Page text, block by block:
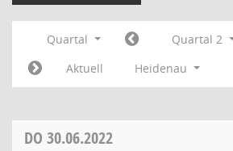
Quartal Quartal 2
Aktuell
Heidenau
DO 30.06.2022